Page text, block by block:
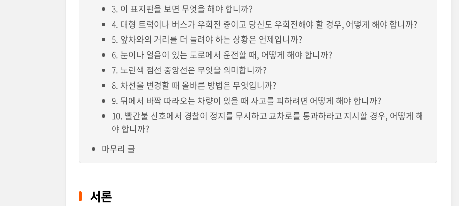
3. 이 표지판을 보면 무엇을 해야 합니까?
4. 대형 트럭이나 버스가 우회전 중이고 당신도 우회전해야 할 경우, 어떻게 해야 합니까?
5. 앞차와의 거리를 더 늘려야 하는 상황은 언제입니까?
6. 눈이나 얼음이 있는 도로에서 운전할 때, 어떻게 해야 합니까?
7. 노란색 점선 중앙선은 무엇을 의미합니까?
8. 차선을 변경할 때 올바른 방법은 무엇입니까?
9. 뒤에서 바짝 따라오는 차량이 있을 때 사고를 피하려면 어떻게 해야 합니까?
10. 빨간불 신호에서 경찰이 정지를 무시하고 교차로를 통과하라고 지시할 경우, 어떻게 해
야 합니까?
마무리 글
서론